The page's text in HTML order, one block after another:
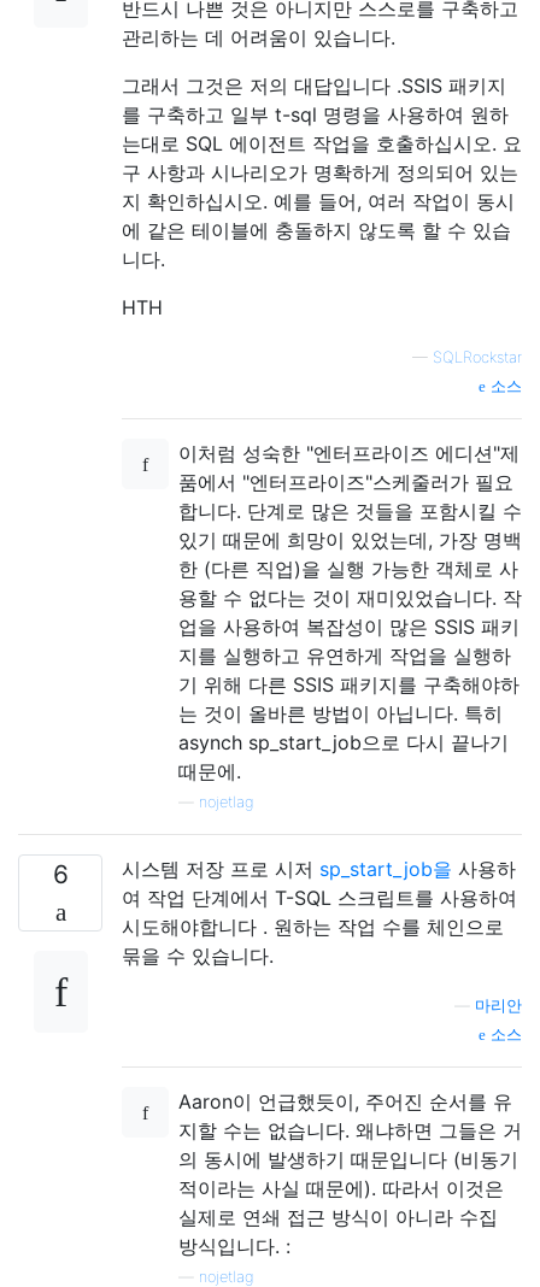
반드시 나쁜 것은 아니지만 스스로를 구축하고
관리하는 데 어려움이 있습니다.
그래서 그것은 저의 대답입니다 .SSIS 패키지
를 구축하고 일부 t-sql 명령을 사용하여 원하
는대로 SQL 에이전트 작업을 호출하십시오. 요
구 사항과 시나리오가 명확하게 정의되어 있는
지 확인하십시오. 예를 들어, 여러 작업이 동시
에 같은 테이블에 충돌하지 않도록 할 수 있습
니다.
HTH
— SQLRockstar
소스
이처럼 성숙한 "엔터프라이즈 에디션"제
품에서 "엔터프라이즈"스케줄러가 필요
합니다. 단계로 많은 것들을 포함시킬 수
있기 때문에 희망이 있었는데, 가장 명백
한 (다른 직업)을 실행 가능한 객체로 사
용할 수 없다는 것이 재미있었습니다. 작
업을 사용하여 복잡성이 많은 SSIS 패키
지를 실행하고 유연하게 작업을 실행하
기 위해 다른 SSIS 패키지를 구축해야하
는 것이 올바른 방법이 아닙니다. 특히
asynch sp_start_job으로 다시 끝나기
때문에.
nojetlag
6 시스템 저장 프로 시저 sp_start_job을 사용하
여 작업 단계에서 T-SQL 스크립트를 사용하여
시도해야합니다 . 원하는 작업 수를 체인으로
묶을 수 있습니다.
마리안
소스
Aaron이 언급했듯이, 주어진 순서를 유
지할 수는 없습니다. 왜냐하면 그들은 거
의 동시에 발생하기 때문입니다 (비동기
적이라는 사실 때문에). 따라서 이것은
실제로 연쇄 접근 방식이 아니라 수집
방식입니다. :
nojetlag